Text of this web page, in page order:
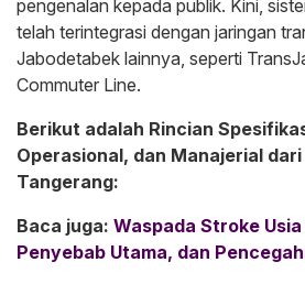
pengenalan kepada publik. Kini,
telah terintegrasi dengan jaringan
Jabodetabek lainnya, seperti
Commuter Line.
Berikut adalah Rincian
Operasional, dan Manajerial
Tangerang:
Baca juga: Waspada Stroke
Penyebab Utama, dan